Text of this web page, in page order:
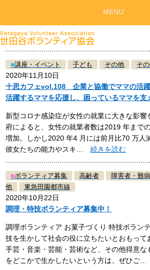
■講座・イベント 子ども その他 そ
2020年11月10日
十思カフェvol.108 企業と協働でママの活
活躍するママを応援し、困っているママを支
新型コロナ感染症が女性の就業に大きな影響
府によると、女性の就業者数は2019 年まで
増加。しかし2020 年4 月には前月比70 万人
彼女たちの能力やスキ…続きを読む
■ボランティア募集 高齢者 障害者・難
他
東急田園都市線
2020年10月22日
調理・特技ボランティア募集中！
調理ボランティア お菓子づくり 特技ボラン
技を生かして社会の役に立ちたいとおもって
手芸・音楽・芸能・芸術など、その他得意な
をどこかで生かしたいという方は、ぜひ
MENU